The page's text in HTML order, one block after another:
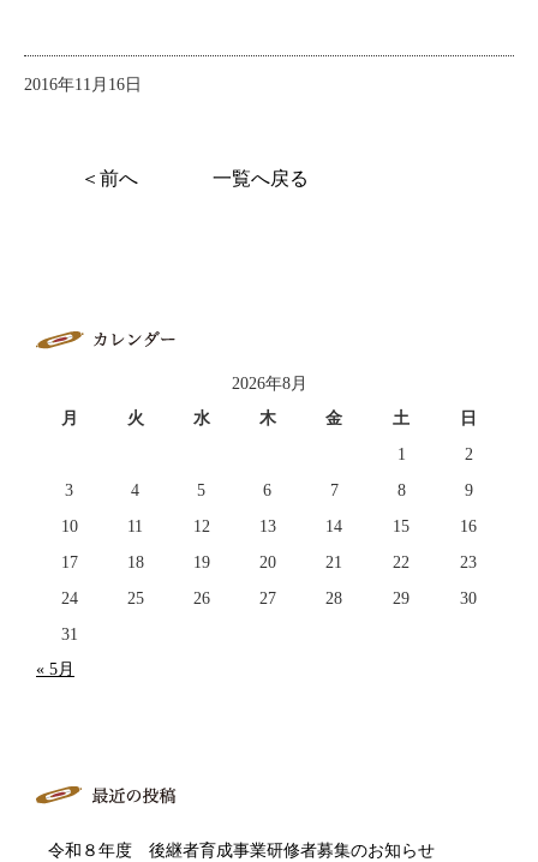
2016年11月16日
＜前へ 一覧へ戻る
2026年8月
月
火 水 木 金 土
日
1
2
3
4 5 6 7 8
9
10
11 12 13 14 15
16
17
18 19 20 21 22
23
24
25 26 27 28 29
30
31
« 5月
令和８年度 後継者育成事業研修者募集のお知らせ